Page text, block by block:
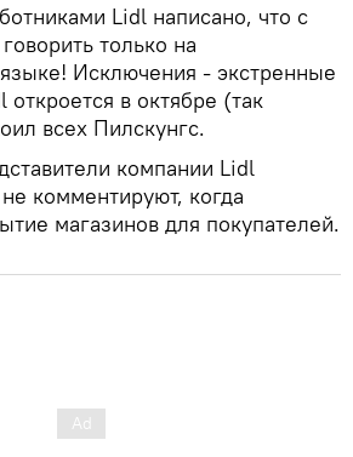
Lidl написано, что с
только на
Исключения - экстренные
откроется в октябре (так
всех Пилскунгс.
компании Lidl
комментируют, когда
магазинов для покупателей.